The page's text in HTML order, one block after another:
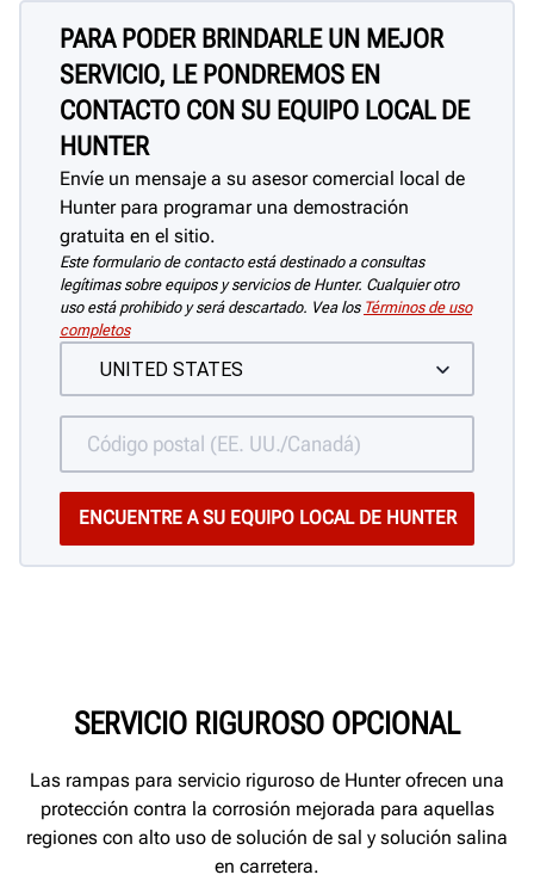
PARA PODER BRINDARLE UN MEJOR
SERVICIO, LE PONDREMOS EN
CONTACTO CON SU EQUIPO LOCAL DE
HUNTER
Envíe un mensaje a su asesor comercial local de
Hunter para programar una demostración
gratuita en el sitio.
Este formulario de contacto está destinado a consultas
legítimas sobre equipos y servicios de Hunter. Cualquier otro
uso está prohibido y será descartado. Vea los Términos de uso
completos
SERVICIO RIGUROSO OPCIONAL
Las rampas para servicio riguroso de Hunter ofrecen una
protección contra la corrosión mejorada para aquellas
regiones con alto uso de solución de sal y solución salina
en carretera.